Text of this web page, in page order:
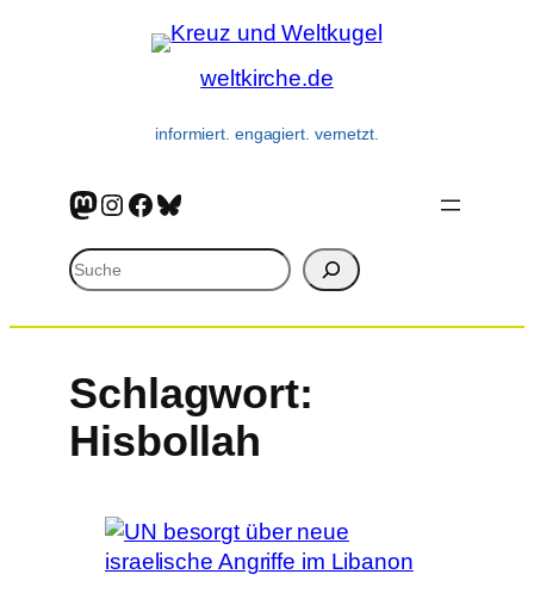
weltkirche.de
informiert. engagiert. vernetzt.
Mastodon
Instagram
Facebook
Bluesky
Suchen
Schlagwort:
Hisbollah